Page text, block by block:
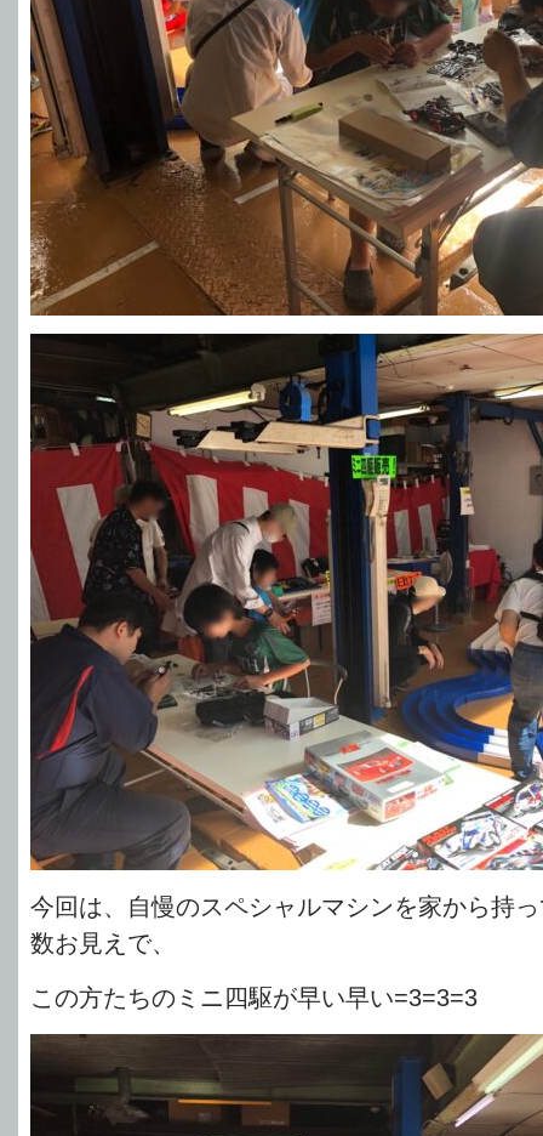
今回は、自慢のスペシャルマシンを家から持
数お見えで、
この方たちのミニ四駆が早い早い=3=3=3